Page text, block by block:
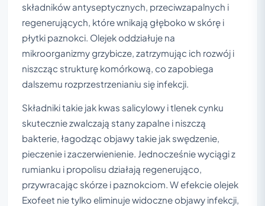
składników antyseptycznych, przeciwzapalnych i
regenerujących, które wnikają głęboko w skórę i
płytki paznokci. Olejek oddziałuje na
mikroorganizmy grzybicze, zatrzymując ich rozwój i
niszcząc strukturę komórkową, co zapobiega
dalszemu rozprzestrzenianiu się infekcji.
Składniki takie jak kwas salicylowy i tlenek cynku
skutecznie zwalczają stany zapalne i niszczą
bakterie, łagodząc objawy takie jak swędzenie,
pieczenie i zaczerwienienie. Jednocześnie wyciągi z
rumianku i propolisu działają regenerująco,
przywracając skórze i paznokciom. W efekcie olejek
Exofeet nie tylko eliminuje widoczne objawy infekcji,